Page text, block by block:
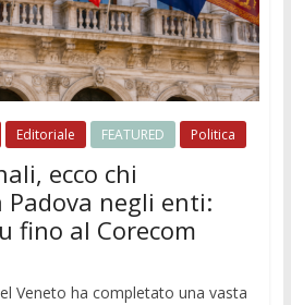
Editoriale FEATURED Politica
ecco chi
negli enti:
fino al Corecom
Veneto ha completato una vasta